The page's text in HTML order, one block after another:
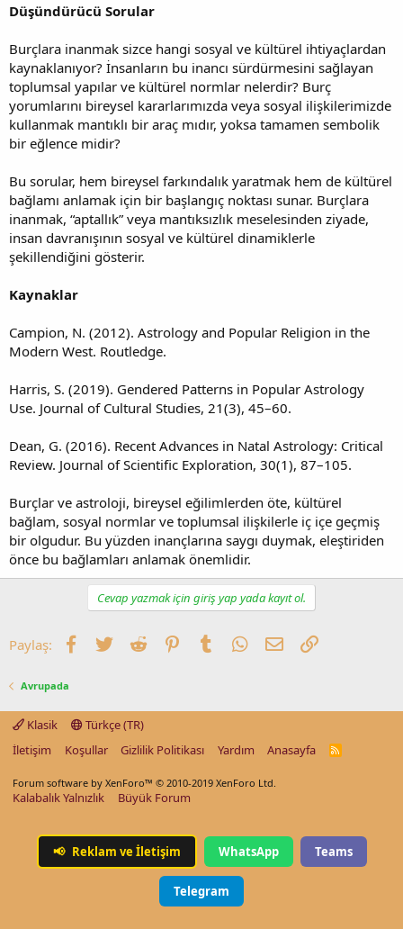
Düşündürücü Sorular
Burçlara inanmak sizce hangi sosyal ve kültürel ihtiyaçlardan
kaynaklanıyor? İnsanların bu inancı sürdürmesini sağlayan
toplumsal yapılar ve kültürel normlar nelerdir? Burç
yorumlarını bireysel kararlarımızda veya sosyal ilişkilerimizde
kullanmak mantıklı bir araç mıdır, yoksa tamamen sembolik
bir eğlence midir?
Bu sorular, hem bireysel farkındalık yaratmak hem de kültürel
bağlamı anlamak için bir başlangıç noktası sunar. Burçlara
inanmak, “aptallık” veya mantıksızlık meselesinden ziyade,
insan davranışının sosyal ve kültürel dinamiklerle
şekillendiğini gösterir.
Kaynaklar
Campion, N. (2012). Astrology and Popular Religion in the
Modern West. Routledge.
Harris, S. (2019). Gendered Patterns in Popular Astrology
Use. Journal of Cultural Studies, 21(3), 45–60.
Dean, G. (2016). Recent Advances in Natal Astrology: Critical
Review. Journal of Scientific Exploration, 30(1), 87–105.
Burçlar ve astroloji, bireysel eğilimlerden öte, kültürel
bağlam, sosyal normlar ve toplumsal ilişkilerle iç içe geçmiş
bir olgudur. Bu yüzden inançlarına saygı duymak, eleştiriden
önce bu bağlamları anlamak önemlidir.
Cevap yazmak için giriş yap yada kayıt ol.
Paylaş: Facebook
TwitterReddit PinterestTumblrWhatsApp
E-postaLink
Avrupada
Klasik
Türkçe (TR)
İletişim
Koşullar Gizlilik Politikası Yardım Anasayfa
R
Forum software by XenForo™ © 2010-2019 XenForo Ltd.
Kalabalık Yalnızlık Büyük Forum
📢 Reklam ve İletişim WhatsApp Teams
Telegram